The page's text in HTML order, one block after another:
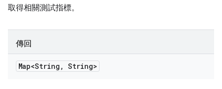
取得相關測試指標。
傳回
Map<String , String>